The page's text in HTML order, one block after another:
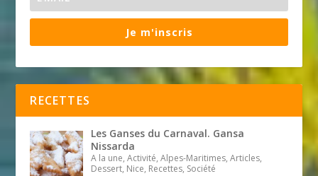
Je m'inscris
RECETTES
Les Ganses du Carnaval. Gansa
Nissarda
A la une, Activité, Alpes-Maritimes, Articles,
Dessert, Nice, Recettes, Société